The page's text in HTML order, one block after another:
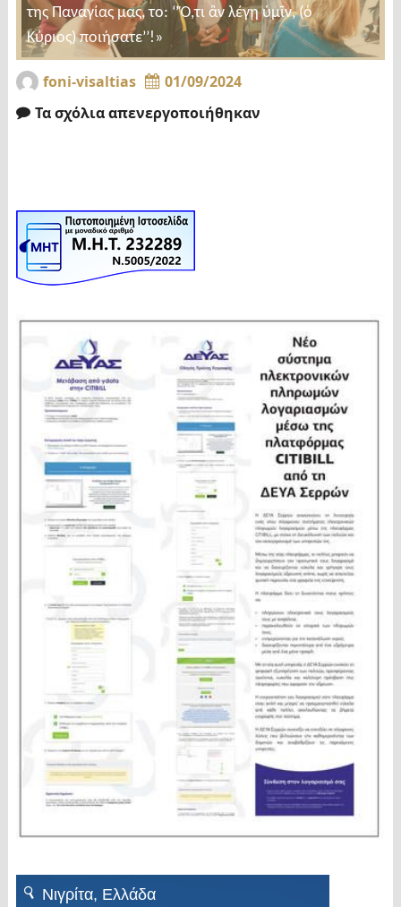
της Παναγίας μας, το: ‘’Ὅ,τι ἂν λέγῃ ὑμῖν, (ὁ
Κύριος) ποιήσατε’’!»
foni-visaltias
01/09/2024
Τα σχόλια απενεργοποιήθηκαν